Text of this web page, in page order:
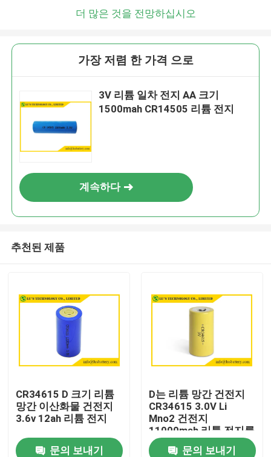
더 많은 것을 전망하십시오
가장 저렴 한 가격 으로
3V 리튬 일차 전지 AA 크기
1500mah CR14505 리튬 전지
계속하다
추천된 제품
CR34615 D 크기 리튬
망간 이산화물 건전지
3.6v 12ah 리튬 전지
문의 보내기
D는 리튬 망간 건전지
CR34615 3.0V Li
Mno2 건전지
11000mah 리튬 전지를
치수를 잽니다
문의 보내기